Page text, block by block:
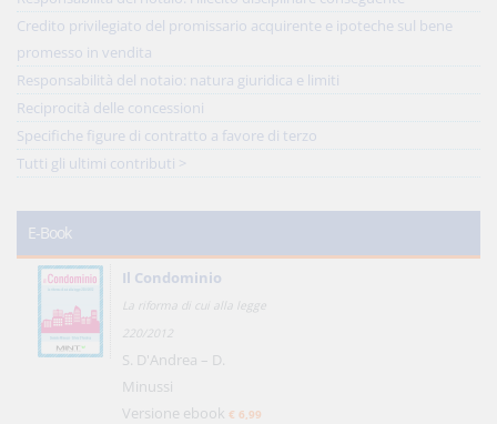
Credito privilegiato del promissario acquirente e ipoteche sul bene
promesso in vendita
Responsabilità del notaio: natura giuridica e limiti
Reciprocità delle concessioni
Specifiche figure di contratto a favore di terzo
Tutti gli ultimi contributi >
E-Book
Il Condominio
La riforma di cui alla legge
220/2012
S. D'Andrea – D.
Minussi
Versione ebook € 6,99